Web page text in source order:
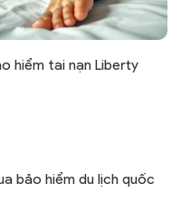
hiểm tai nạn Liberty
bảo hiểm du lịch quốc